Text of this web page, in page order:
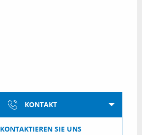
KONTAKT
KONTAKTIEREN SIE UNS